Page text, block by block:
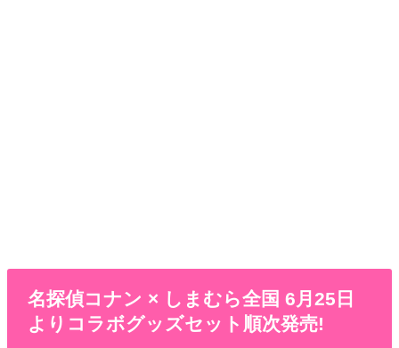
名探偵コナン × しまむら全国 6月25日
よりコラボグッズセット順次発売!